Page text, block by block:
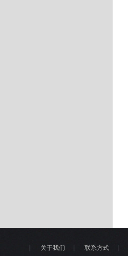
关于我们 联系方式